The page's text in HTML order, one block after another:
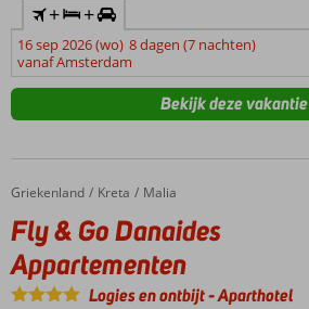
+ +
16 sep 2026 (wo) 8 dagen (7 nachten)
vanaf Amsterdam
Bekijk deze vakantie
Home
Griekenland Kreta Malia
Fly & Go Danaides Appartementen
Fly & Go Danaides
Appartementen
Logies en ontbijt-Aparthotel